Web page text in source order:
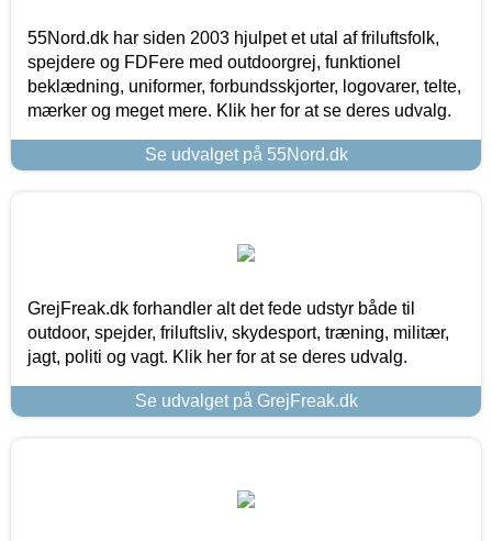
55Nord.dk har siden 2003 hjulpet et utal af friluftsfolk,
spejdere og FDFere med outdoorgrej, funktionel
beklædning, uniformer, forbundsskjorter, logovarer, telte,
mærker og meget mere. Klik her for at se deres udvalg.
Se udvalget på 55Nord.dk
GrejFreak.dk forhandler alt det fede udstyr både til
outdoor, spejder, friluftsliv, skydesport, træning, militær,
jagt, politi og vagt. Klik her for at se deres udvalg.
Se udvalget på GrejFreak.dk